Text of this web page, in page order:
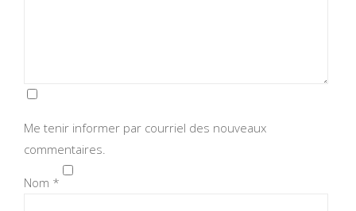
Me tenir informer par courriel des nouveaux
commentaires.
Nom *